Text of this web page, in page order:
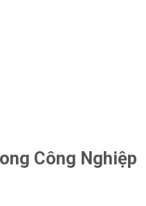
Công Nghiệp